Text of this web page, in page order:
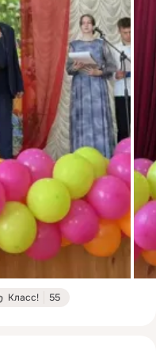
Класс! 55